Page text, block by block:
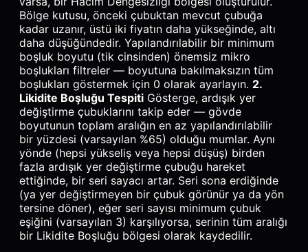
Bölge kutusu, önceki çubuktan mevcut çubuğa
kadar uzanır, üstü iki fiyatın daha yükseğinde, altı
daha düşüğündedir. Yapılandırılabilir bir minimum
boşluk boyutu (tik cinsinden) önemsiz mikro
boşlukları filtreler — boyutuna bakılmaksızın tüm
boşlukları göstermek için 0 olarak ayarlayın. 2.
Likidite Boşluğu Tespiti Gösterge, ardışık yer
değiştirme çubuklarını takip eder — gövde
boyutunun toplam aralığın en az yapılandırılabilir
bir yüzdesi (varsayılan %65) olduğu mumlar. Aynı
yönde (hepsi yükseliş veya hepsi düşüş) birden
fazla ardışık yer değiştirme çubuğu hareket
ettiğinde, bir seri sayacı artar. Seri sona erdiğinde
(ya yer değiştirmeyen bir çubuk görünür ya da yön
tersine döner), eğer seri sayısı minimum çubuk
eşiğini (varsayılan 3) karşılıyorsa, serinin tüm aralığı
bir Likidite Boşluğu bölgesi olarak kaydedilir.